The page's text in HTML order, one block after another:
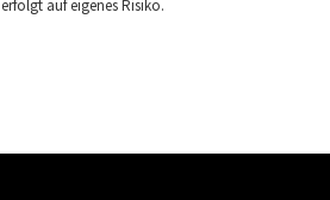
auf eigenes Risiko.